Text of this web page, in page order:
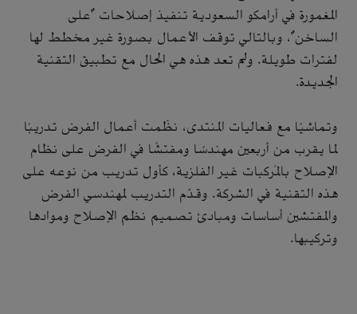
المغمورة في أرامكو السعودية تنفيذ إصلاحات "على
الساخن"، وبالتالي توقف الأعمال بصورة غير مخطط لها
لفترات طويلة. ولم تعد هذه هي الحال مع تطبيق التقنية
الجديدة.
وتماشيًا مع فعاليات المنتدى، نظّمت أعمال الفرض تدريبًا
لما يقرب من أربعين مهندسًا ومفتشًا في الفرض على نظام
الإصلاح بالمُركبات غير الفلزية، كأول تدريب من نوعه على
هذه التقنية في الشركة. وقدَّم التدريب لمهندسي الفرض
والمفتشين أساسات ومبادئ تصميم نظم الإصلاح وموادها
وتركيبها.